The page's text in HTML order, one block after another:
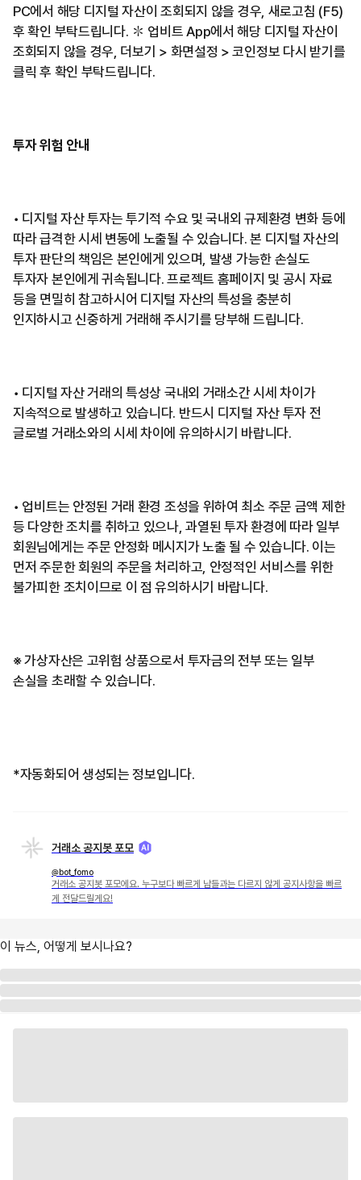
PC에서 해당 디지털 자산이 조회되지 않을 경우, 새로고침 (F5)
후 확인 부탁드립니다. ✽ 업비트 App에서 해당 디지털 자산이
조회되지 않을 경우, 더보기 > 화면설정 > 코인정보 다시 받기를
클릭 후 확인 부탁드립니다.
투자 위험 안내
• 디지털 자산 투자는 투기적 수요 및 국내외 규제환경 변화 등에
따라 급격한 시세 변동에 노출될 수 있습니다. 본 디지털 자산의
투자 판단의 책임은 본인에게 있으며, 발생 가능한 손실도
투자자 본인에게 귀속됩니다. 프로젝트 홈페이지 및 공시 자료
등을 면밀히 참고하시어 디지털 자산의 특성을 충분히
인지하시고 신중하게 거래해 주시기를 당부해 드립니다.
• 디지털 자산 거래의 특성상 국내외 거래소간 시세 차이가
지속적으로 발생하고 있습니다. 반드시 디지털 자산 투자 전
글로벌 거래소와의 시세 차이에 유의하시기 바랍니다.
• 업비트는 안정된 거래 환경 조성을 위하여 최소 주문 금액 제한
등 다양한 조치를 취하고 있으나, 과열된 투자 환경에 따라 일부
회원님에게는 주문 안정화 메시지가 노출 될 수 있습니다. 이는
먼저 주문한 회원의 주문을 처리하고, 안정적인 서비스를 위한
불가피한 조치이므로 이 점 유의하시기 바랍니다.
※ 가상자산은 고위험 상품으로서 투자금의 전부 또는 일부
손실을 초래할 수 있습니다.
*자동화되어 생성되는 정보입니다.
거래소 공지봇 포모
@bot_fomo
거래소 공지봇 포모에요. 누구보다 빠르게 남들과는 다르지 않게 공지사항을 빠르
게 전달드릴게요!
이 뉴스, 어떻게 보시나요?